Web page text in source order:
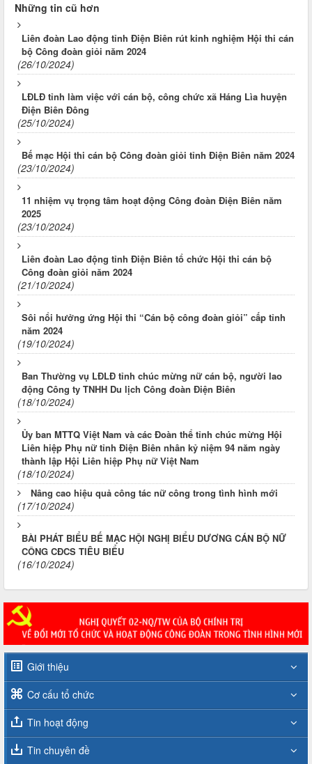
Những tin cũ hơn
Liên đoàn Lao động tỉnh Điện Biên rút kinh nghiệm Hội thi cán
bộ Công đoàn giỏi năm 2024
(26/10/2024)
LĐLĐ tỉnh làm việc với cán bộ, công chức xã Háng Lìa huyện
Điện Biên Đông
(25/10/2024)
Bế mạc Hội thi cán bộ Công đoàn giỏi tỉnh Điện Biên năm 2024
(23/10/2024)
11 nhiệm vụ trọng tâm hoạt động Công đoàn Điện Biên năm
2025
(23/10/2024)
Liên đoàn Lao động tỉnh Điện Biên tổ chức Hội thi cán bộ
Công đoàn giỏi năm 2024
(21/10/2024)
Sôi nổi hưởng ứng Hội thi “Cán bộ công đoàn giỏi” cấp tỉnh
năm 2024
(19/10/2024)
Ban Thường vụ LĐLĐ tỉnh chúc mừng nữ cán bộ, người lao
động Công ty TNHH Du lịch Công đoàn Điện Biên
(18/10/2024)
Ủy ban MTTQ Việt Nam và các Đoàn thể tỉnh chúc mừng Hội
Liên hiệp Phụ nữ tỉnh Điện Biên nhân kỷ niệm 94 năm ngày
thành lập Hội Liên hiệp Phụ nữ Việt Nam
(18/10/2024)
Nâng cao hiệu quả công tác nữ công trong tình hình mới
(17/10/2024)
BÀI PHÁT BIỂU BẾ MẠC HỘI NGHỊ BIỂU DƯƠNG CÁN BỘ NỮ
CÔNG CĐCS TIÊU BIỂU
(16/10/2024)
Giới thiệu
Cơ cấu tổ chức
Tin hoạt động
Tin chuyên đề